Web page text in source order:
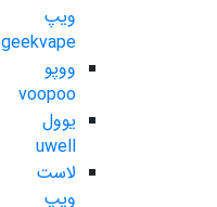
ویپ
geekvape
ووپو
voopoo
یوول
uwell
لاست
ویپ